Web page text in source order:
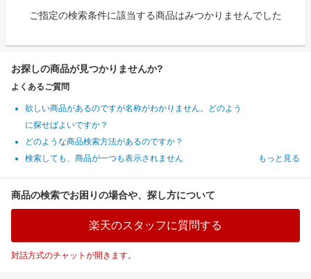
ご指定の検索条件に該当する商品はみつかりませんでした
お探しの商品が見つかりませんか?
よくあるご質問
欲しい商品があるのですが名称がわかりません。どのよう
に探せばよいですか？
どのような商品検索方法があるのですか？
検索しても、商品が一つも表示されません
もっと見る
商品の検索でお困りの場合や、探し方について
楽天のスタッフに質問する
対話方式のチャットが開きます。